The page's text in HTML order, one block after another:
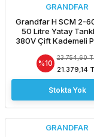
GRANDFAR
Grandfar H SCM 2-
50 Litre Yatay
380V Çift Kademeli
%10
23.754,60
21.379,14
Stokta Yok
GRANDFAR